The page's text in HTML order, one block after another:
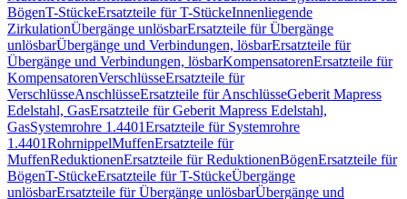
BögenT-StückeErsatzteile für T-StückeInnenliegende
ZirkulationÜbergänge unlösbarErsatzteile für Übergänge
unlösbarÜbergänge und Verbindungen, lösbarErsatzteile für
Übergänge und Verbindungen, lösbarKompensatorenErsatzteile für
KompensatorenVerschlüsseErsatzteile für
VerschlüsseAnschlüsseErsatzteile für AnschlüsseGeberit Mapress
Edelstahl, GasErsatzteile für Geberit Mapress Edelstahl,
GasSystemrohre 1.4401Ersatzteile für Systemrohre
1.4401RohrnippelMuffenErsatzteile für
MuffenReduktionenErsatzteile für ReduktionenBögenErsatzteile für
BögenT-StückeErsatzteile für T-StückeÜbergänge
unlösbarErsatzteile für Übergänge unlösbarÜbergänge und